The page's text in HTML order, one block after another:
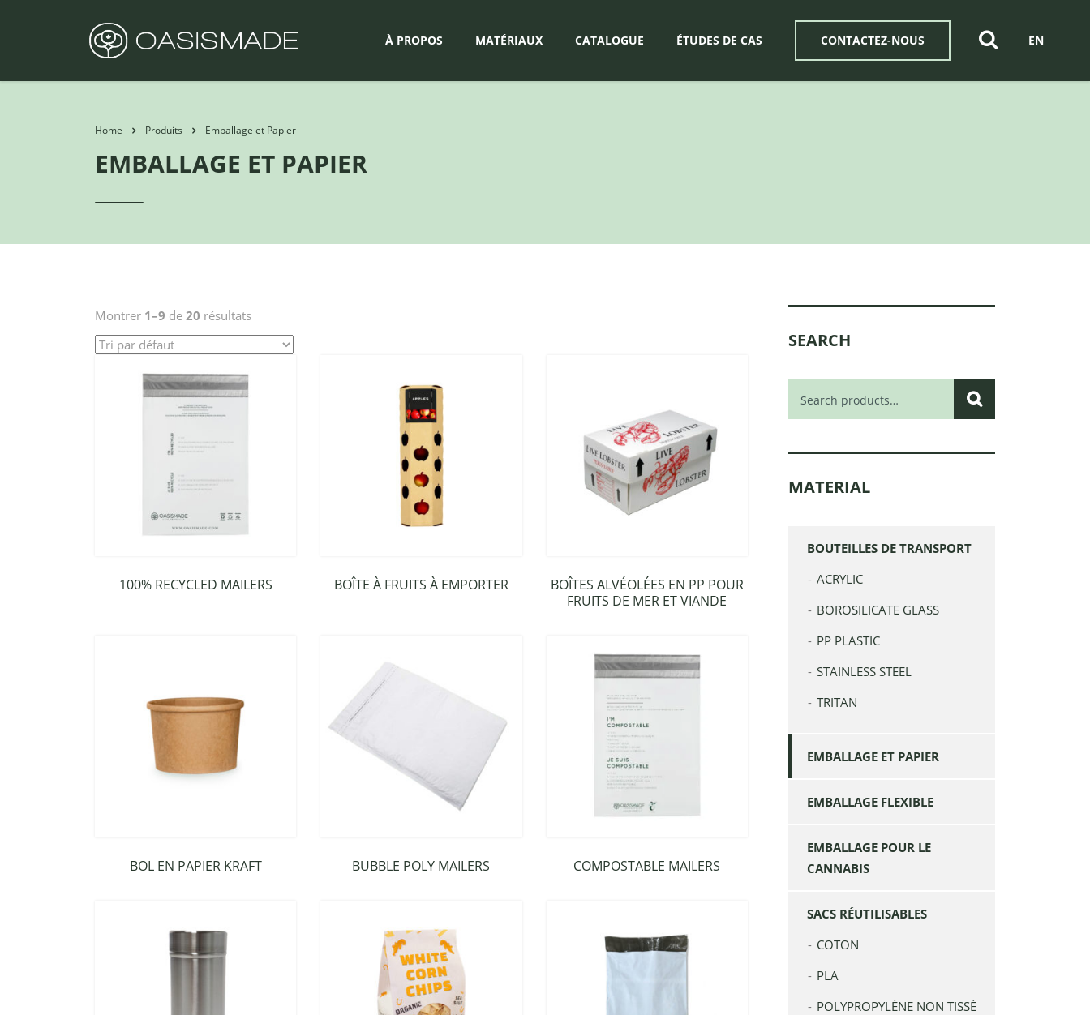
À PROPOS MATÉRIAUX CATALOGUE ÉTUDES DE CAS CONTACTEZ-NOUS EN
Home Produits Emballage et Papier
EMBALLAGE ET PAPIER
Montrer 1–9 de 20 résultats
100% RECYCLED MAILERS BOÎTE À FRUITS À EMPORTER
BOÎTES ALVÉOLÉES EN PP POUR
FRUITS DE MER ET VIANDE
BOL EN PAPIER KRAFT BUBBLE POLY MAILERS COMPOSTABLE MAILERS
SEARCH
MATERIAL
BOUTEILLES DE TRANSPORT
ACRYLIC
BOROSILICATE GLASS
PP PLASTIC
STAINLESS STEEL
TRITAN
EMBALLAGE ET PAPIER
EMBALLAGE FLEXIBLE
EMBALLAGE POUR LE
CANNABIS
SACS RÉUTILISABLES
COTON
PLA
POLYPROPYLÈNE NON TISSÉ